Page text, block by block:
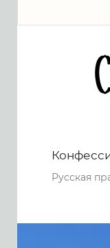
Русская